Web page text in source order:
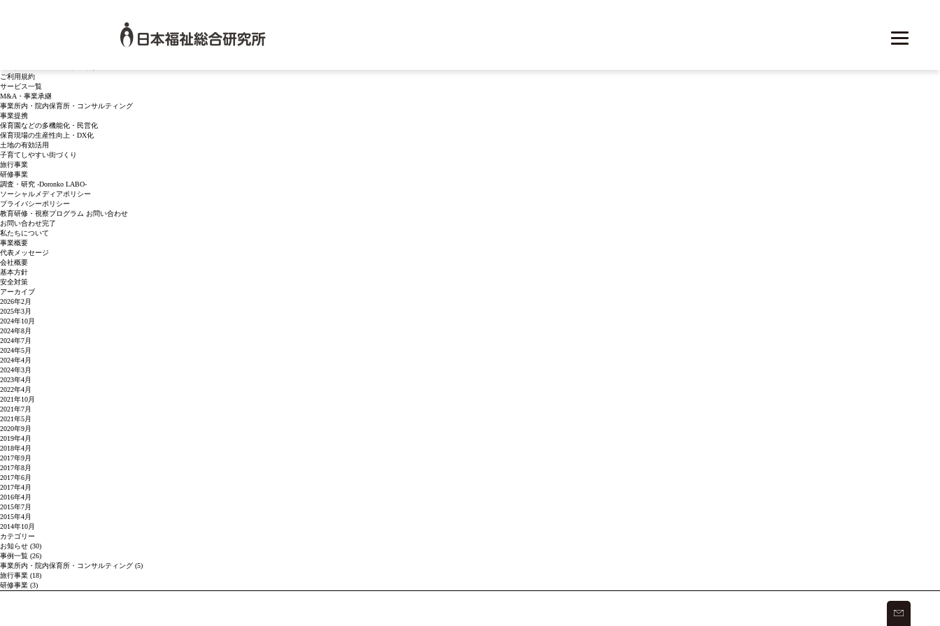
ブログの 2021年5月 のアーカイブを表示しています。
ご利用規約
サービス一覧
M&A・事業承継
事業所内・院内保育所・コンサルティング
事業提携
保育園などの多機能化・民営化
保育現場の生産性向上・DX化
土地の有効活用
子育てしやすい街づくり
旅行事業
研修事業
調査・研究 -Doronko LABO-
ソーシャルメディアポリシー
プライバシーポリシー
教育研修・視察プログラム お問い合わせ
お問い合わせ完了
私たちについて
事業概要
代表メッセージ
会社概要
基本方針
安全対策
アーカイブ
2026年2月
2025年3月
2024年10月
2024年8月
2024年7月
2024年5月
2024年4月
2024年3月
2023年4月
2022年4月
2021年10月
2021年7月
2021年5月
2020年9月
2019年4月
2018年4月
2017年9月
2017年8月
2017年6月
2017年4月
2016年4月
2015年7月
2015年4月
2014年10月
カテゴリー
お知らせ (30)
事例一覧 (26)
事業所内・院内保育所・コンサルティング (5)
旅行事業 (18)
研修事業 (3)